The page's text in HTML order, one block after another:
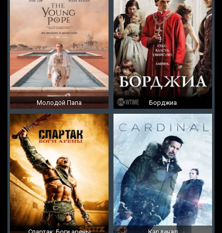
Молодой Папа Борджиа